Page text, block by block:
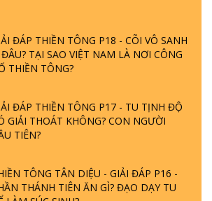
ĐÁP THIỀN TÔNG P18 - CÕI VÔ SANH
TẠI SAO VIỆT NAM LÀ NƠI CÔNG
THIỀN TÔNG?
ĐÁP THIỀN TÔNG P17 - TU TỊNH ĐỘ
GIẢI THOÁT KHÔNG? CON NGƯỜI
TIÊN?
TÔNG TÂN DIỆU - GIẢI ĐÁP P16 -
THÁNH TIÊN ĂN GÌ? ĐẠO DẠY TU
LÀM SÚC SINH?